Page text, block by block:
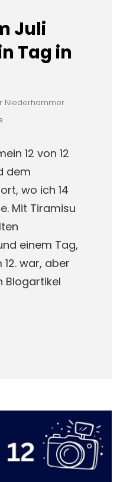
Juli
Tag in
Niederhammer
12 von 12
dem
wo ich 14
Mit Tiramisu
einem Tag,
war, aber
Blogartikel